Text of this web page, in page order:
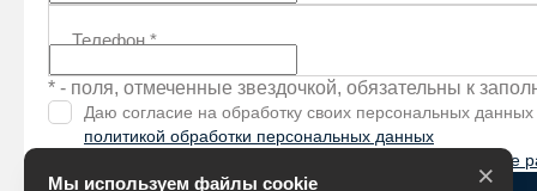
Телефон*
* - поля, отмеченные звездочкой, обязательны к
Даю согласие на обработку своих персональных
политикой обработки персональных данных
рекламно-информационные
Мы используем файлы cookie ×